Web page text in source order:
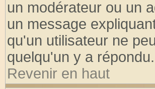
un modérateur ou un
un message
qu'un utilisateur ne
quelqu'un y a répondu.
Revenir en haut